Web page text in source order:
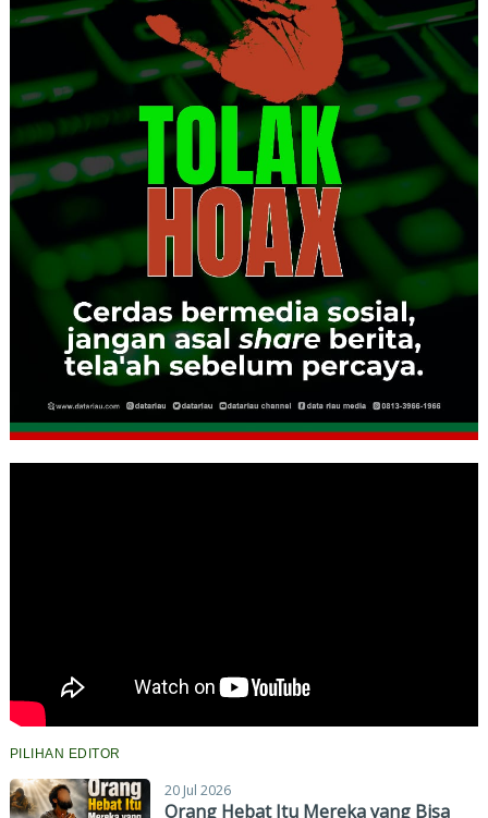
PILIHAN EDITOR
20 Jul 2026
Orang Hebat Itu Mereka yang Bisa